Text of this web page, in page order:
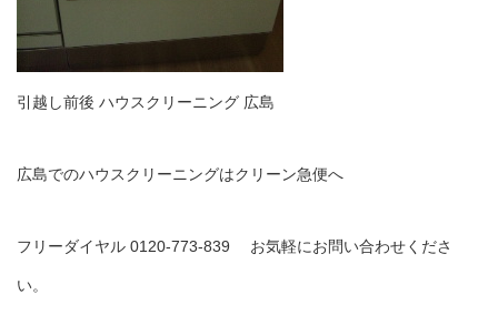
引越し前後 ハウスクリーニング 広島
広島でのハウスクリーニングはクリーン急便へ
フリーダイヤル 0120-773-839 お気軽にお問い合わせくださ
い。